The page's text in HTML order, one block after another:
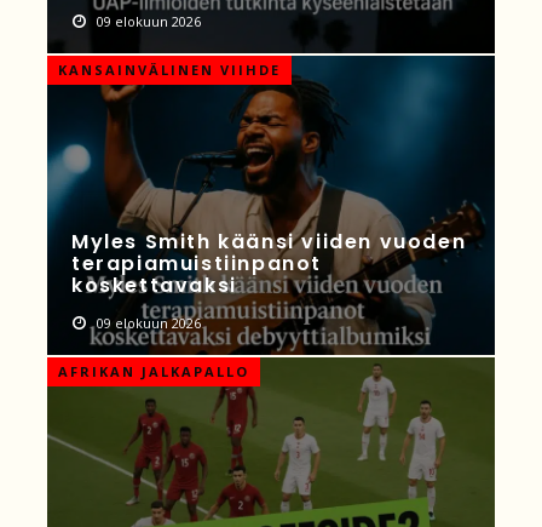
09 elokuun 2026
KANSAINVÄLINEN VIIHDE
Myles Smith käänsi viiden vuoden
terapiamuistiinpanot
koskettavaksi
09 elokuun 2026
AFRIKAN JALKAPALLO